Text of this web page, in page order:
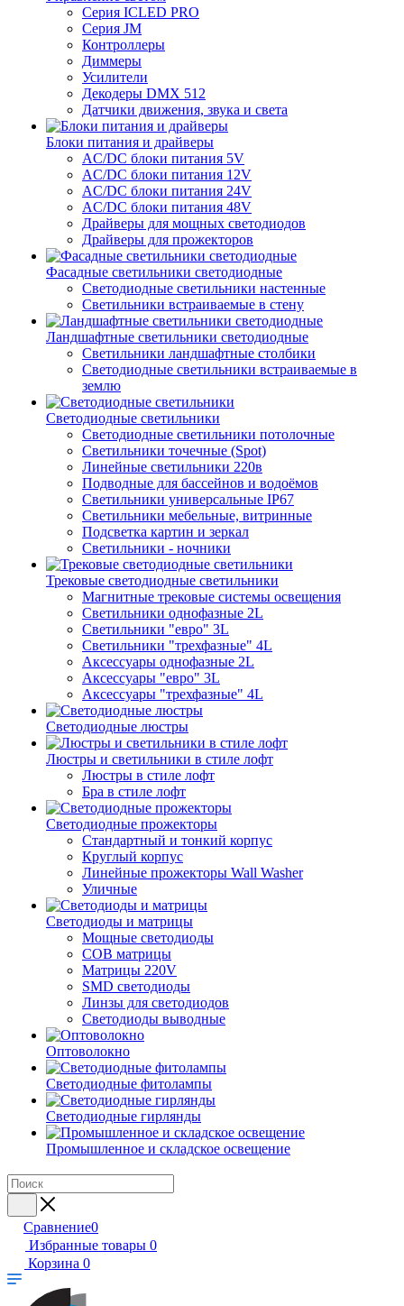
Серия ICLED PRO
Серия JM
Контроллеры
Диммеры
Усилители
Декодеры DMX 512
Датчики движения, звука и света
Блоки питания и драйверы
AC/DC блоки питания 5V
AC/DC блоки питания 12V
AC/DC блоки питания 24V
AC/DC блоки питания 48V
Драйверы для мощных светодиодов
Драйверы для прожекторов
Фасадные светильники светодиодные
Светодиодные светильники настенные
Светильники встраиваемые в стену
Ландшафтные светильники светодиодные
Светильники ландшафтные столбики
Светодиодные светильники встраиваемые в
землю
Светодиодные светильники
Светодиодные светильники потолочные
Светильники точечные (Spot)
Линейные светильники 220в
Подводные для бассейнов и водоёмов
Светильники универсальные IP67
Светильники мебельные, витринные
Подсветка картин и зеркал
Светильники - ночники
Трековые светодиодные светильники
Магнитные трековые системы освещения
Светильники однофазные 2L
Светильники "евро" 3L
Светильники "трехфазные" 4L
Аксессуары однофазные 2L
Аксессуары "евро" 3L
Аксессуары "трехфазные" 4L
Светодиодные люстры
Люстры и светильники в стиле лофт
Люстры в стиле лофт
Бра в стиле лофт
Светодиодные прожекторы
Стандартный и тонкий корпус
Круглый корпус
Линейные прожекторы Wall Washer
Уличные
Светодиоды и матрицы
Мощные светодиоды
COB матрицы
Матрицы 220V
SMD светодиоды
Линзы для светодиодов
Светодиоды выводные
Оптоволокно
Светодиодные фитолампы
Светодиодные гирлянды
Промышленное и складское освещение
Сравнение0
Избранные товары 0
Корзина 0